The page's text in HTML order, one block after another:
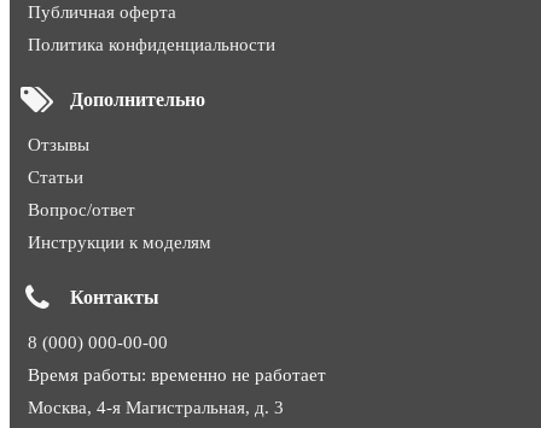
Публичная оферта
Политика конфиденциальности
Дополнительно
Отзывы
Статьи
Вопрос/ответ
Инструкции к моделям
Контакты
8 (000) 000-00-00
Время работы: временно не работает
Москва, 4-я Магистральная, д. 3